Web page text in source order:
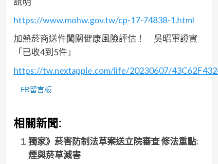
https://www.mohw.gov.tw/cp-17-74838-1.html
加熱菸商送件闖關健康風險評估！ 吳昭軍證實
「已收4到5件」
https://tw.nextapple.com/life/20230607/
FB留言板
相關新聞:
獨家》菸害防制法草案送立院審查 修法重點:
煙與菸草減害